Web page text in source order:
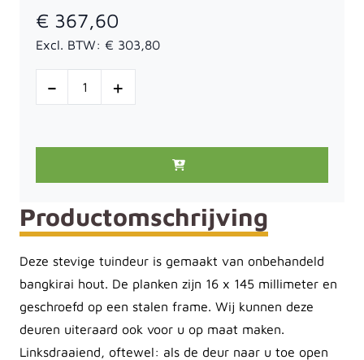
€ 367,60
Excl. BTW: € 303,80
- +
Productomschrijving
Deze stevige tuindeur is gemaakt van onbehandeld
bangkirai hout. De planken zijn 16 x 145 millimeter en
geschroefd op een stalen frame. Wij kunnen deze
deuren uiteraard ook voor u op maat maken.
Linksdraaiend, oftewel: als de deur naar u toe open